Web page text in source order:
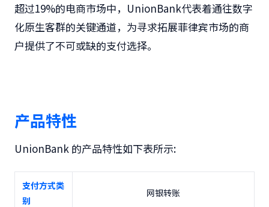
超过19%的电商市场中，UnionBank代表着通往数字
化原生客群的关键通道，为寻求拓展菲律宾市场的商
户提供了不可或缺的支付选择。
产品特性
UnionBank 的产品特性如下表所示:
支付方式类
别
网银转账